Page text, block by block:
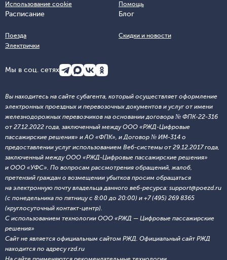
Использование cookie
Помощь
Расписание
Поезда
Электрички
Блог
Скидки и новости
Мы в соц. сетях
Вы находитесь на сайте субагента, который осуществляет оформление
электронных проездных и перевозочных документов и услуг от имени
железнодорожных перевозчиков на основании договора № ФПК-22-316
от 27.12.2022 года, заключенный между ООО «РЖД-Цифровые
пассажирские решения» и АО «ФПК», и Договор № ИМ-314 о
предоставлении услуг использованием Веб-системы от 29.12.2017 года,
заключенный между ООО «РЖД-Цифровые пассажирские решения»
и ООО «УФС». По вопросам рассмотрения обращений, жалоб,
претензий граждан о возмещении убытков просим обращаться
на электронную почту владельца данного веб-ресурса: support@poezd.ru
(с понедельника по пятницу с 8:00 до 20:00) и +7 (495) 269 8365
(круглосуточный контакт-центр).
С использованием технологии ООО «РЖД — Цифровые пассажирские
решения»
Сайт не является официальным сайтом РЖД. Официальный сайт РЖД
находится по адресу rzd.ru